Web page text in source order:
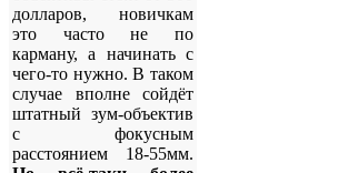
долларов, новичкам
это часто не по
карману, а начинать с
чего-то нужно. В таком
случае вполне сойдёт
штатный зум-объектив
с фокусным
расстоянием 18-55мм.